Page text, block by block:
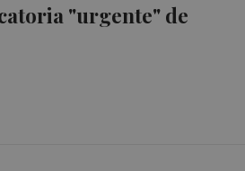
"urgente" de